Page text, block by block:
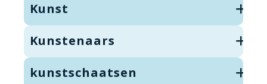
Kunst
Kunstenaars
kunstschaatsen